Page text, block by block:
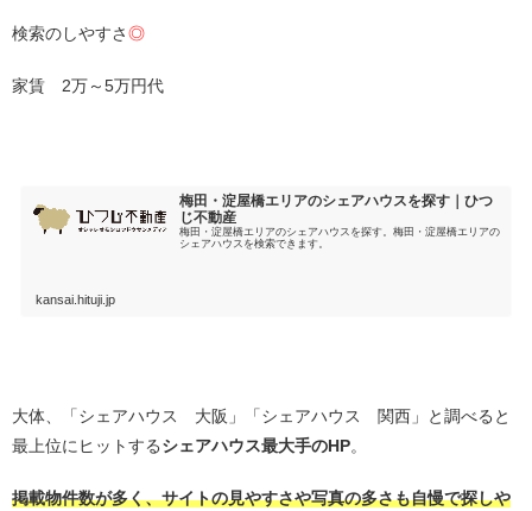
検索のしやすさ◎
家賃 2万～5万円代
梅田・淀屋橋エリアのシェアハウスを探す｜ひつ
じ不動産
梅田・淀屋橋エリアのシェアハウスを探す。梅田・淀屋橋エリアの
シェアハウスを検索できます。
kansai.hituji.jp
大体、「シェアハウス 大阪」「シェアハウス 関西」と調べると
最上位にヒットするシェアハウス最大手のHP。
掲載物件数が多く、サイトの見やすさや写真の多さも自慢で探しや